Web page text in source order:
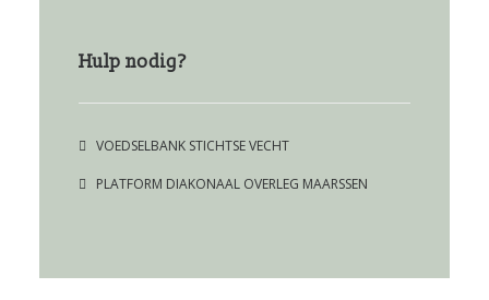
Hulp nodig?
VOEDSELBANK STICHTSE VECHT
PLATFORM DIAKONAAL OVERLEG MAARSSEN